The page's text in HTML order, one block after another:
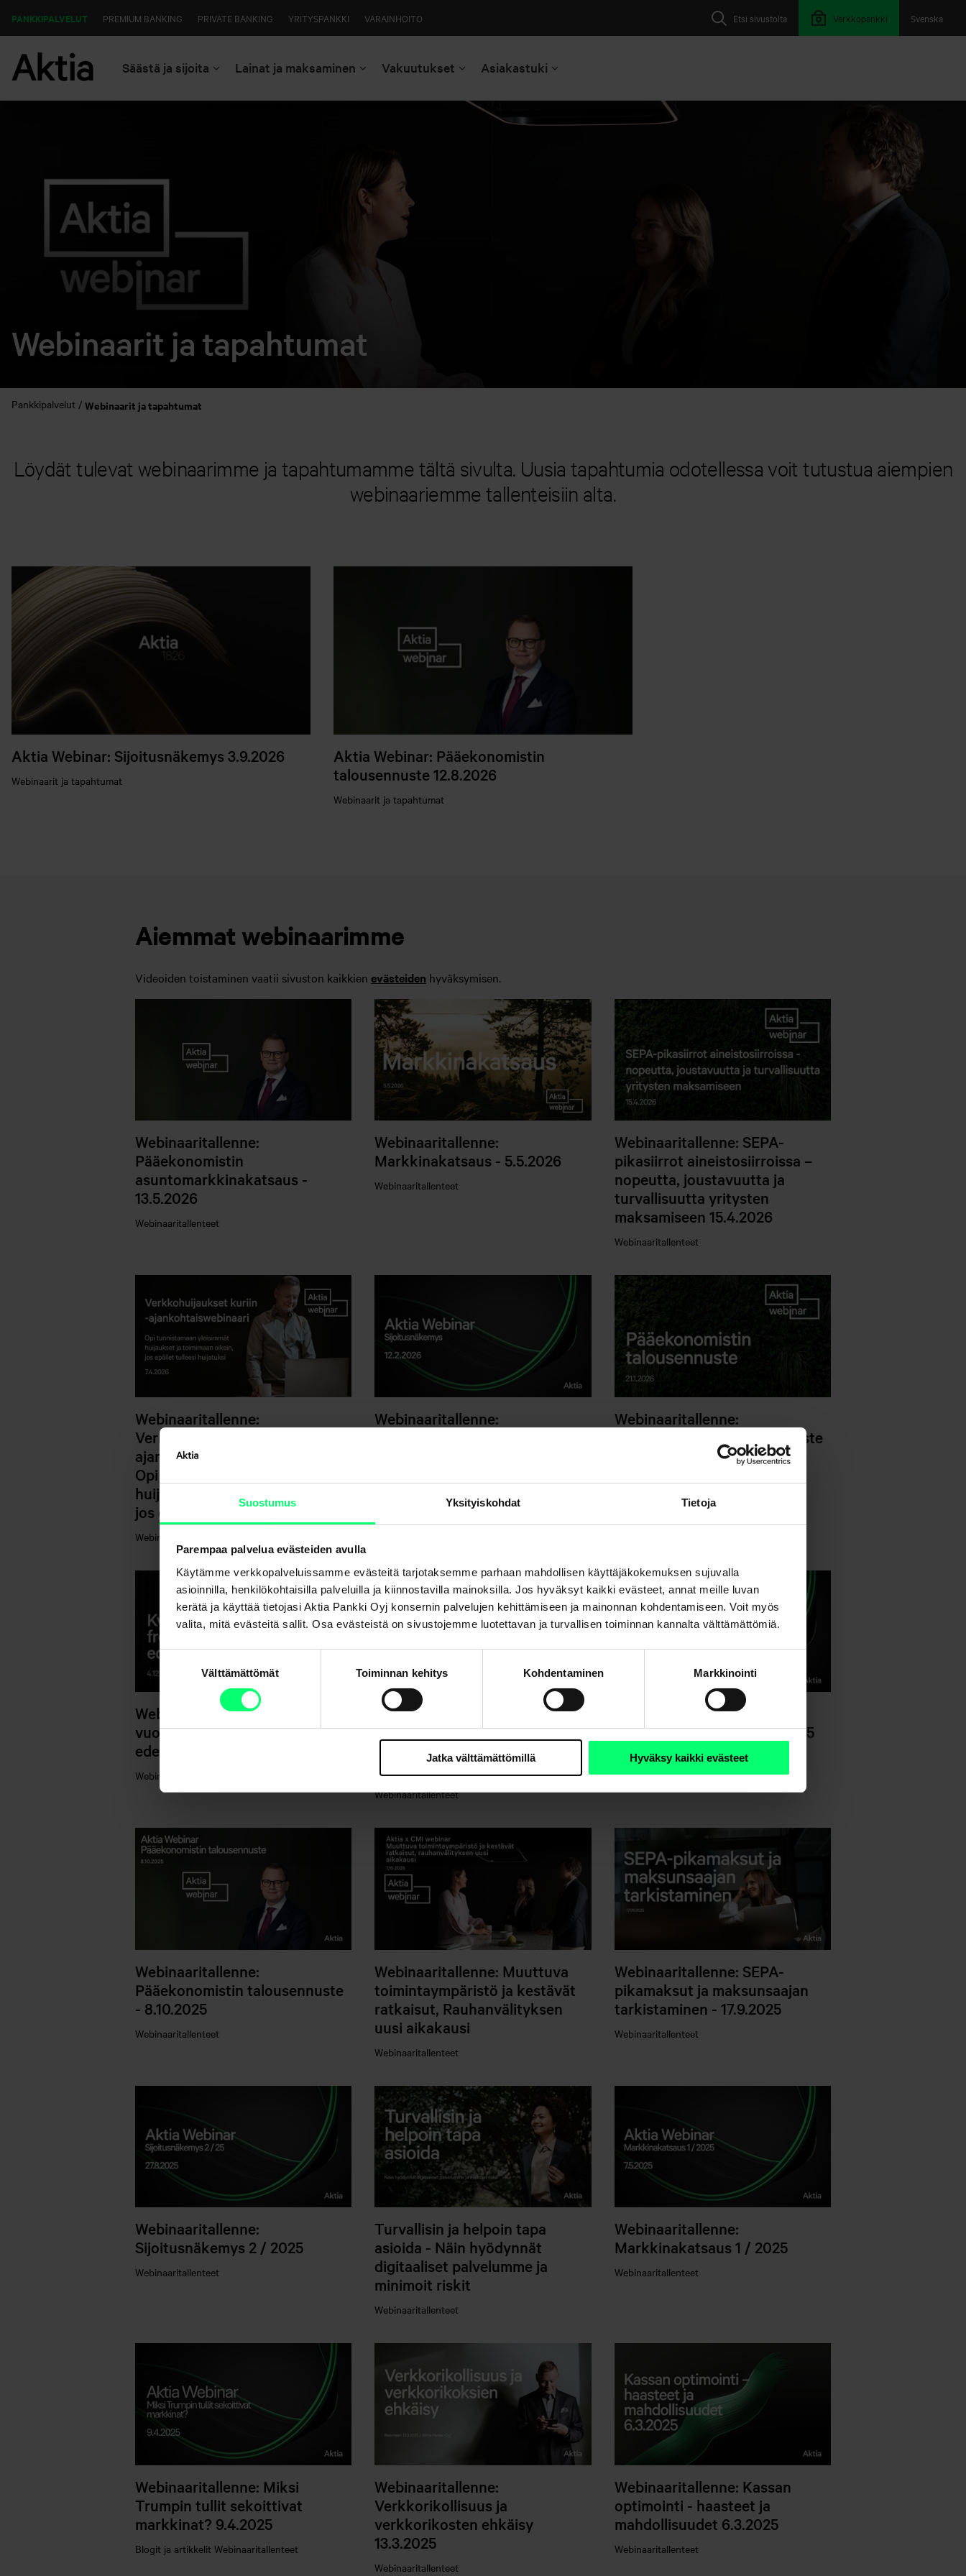
Suostumus Yksityiskohdat Tietoja
Parempaa palvelua evästeiden avulla
Käytämme verkkopalveluissamme evästeitä tarjotaksemme parhaan mahdollisen käyttäjäkokemuksen sujuvalla
asioinnilla, henkilökohtaisilla palveluilla ja kiinnostavilla mainoksilla. Jos hyväksyt kaikki evästeet, annat meille luvan
kerätä ja käyttää tietojasi Aktia Pankki Oyj konsernin palvelujen kehittämiseen ja mainonnan kohdentamiseen. Voit myös
valita, mitä evästeitä sallit. Osa evästeistä on sivustojemme luotettavan ja turvallisen toiminnan kannalta välttämättömiä.
Suostumuksen
valinta
Välttämättömät Toiminnan kehitys Kohdentaminen Markkinointi
Jatka välttämättömillä Hyväksy kaikki evästeet
Svenska
Etsi sivustolta Verkkopankki
PANKKIPALVELUT PREMIUM BANKING PRIVATE BANKING YRITYSPANKKI VARAINHOITO
Säästä ja sijoita Lainat ja maksaminen Vakuutukset Asiakastuki
Webinaarit ja tapahtumat
Pankkipalvelut Webinaarit ja tapahtumat
Löydät tulevat webinaarimme ja tapahtumamme tältä sivulta. Uusia tapahtumia odotellessa voit tutustua aiempien
webinaariemme tallenteisiin alta.
Aktia Webinar: Sijoitusnäkemys 3.9.2026
Webinaarit ja tapahtumat
Aktia Webinar: Pääekonomistin
talousennuste 12.8.2026
Webinaarit ja tapahtumat
Aiemmat webinaarimme
Videoiden toistaminen vaatii sivuston kaikkien evästeiden hyväksymisen.
Webinaaritallenne:
Pääekonomistin
asuntomarkkinakatsaus -
13.5.2026
Webinaaritallenteet
Webinaaritallenne:
Markkinakatsaus - 5.5.2026
Webinaaritallenteet
Webinaaritallenne: SEPA-
pikasiirrot aineistosiirroissa –
nopeutta, joustavuutta ja
turvallisuutta yritysten
maksamiseen 15.4.2026
Webinaaritallenteet
Webinaaritallenne:
Verkkohuijaukset kuriin -
ajankohtaiswebinaari 7.4.2026
Opi tunnistamaan yleisimmät
huijaukset ja toimimaan oikein,
jos epäilet tulleesi huijatuksi
Webinaaritallenteet
Webinaaritallenne:
Webinaaritallenne:
Pääekonomistin talousennuste
Webinaaritallenteet
Webinaaritallenne: Kymmenen
vuotta frontier-markkinoiden
edelläkävijänä - 4.12.2025
Webinaaritallenteet
Webinaaritallenne:
Monipuolinen sijoituslaina –
näin hyödynnät velkavipua
viisaasti 12.11.2025
Webinaaritallenteet
Webinaaritallenne:
Markkinakatsaus - 29.10.2025
Webinaaritallenteet
Webinaaritallenne:
Pääekonomistin talousennuste
- 8.10.2025
Webinaaritallenteet
Webinaaritallenne: Muuttuva
toimintaympäristö ja kestävät
ratkaisut, Rauhanvälityksen
uusi aikakausi
Webinaaritallenteet
Webinaaritallenne: SEPA-
pikamaksut ja maksunsaajan
tarkistaminen - 17.9.2025
Webinaaritallenteet
Webinaaritallenne:
Sijoitusnäkemys 2 / 2025
Webinaaritallenteet
Turvallisin ja helpoin tapa
asioida - Näin hyödynnät
digitaaliset palvelumme ja
minimoit riskit
Webinaaritallenteet
Webinaaritallenne:
Markkinakatsaus 1 / 2025
Webinaaritallenteet
Webinaaritallenne: Miksi
Trumpin tullit sekoittivat
markkinat? 9.4.2025
Blogit ja artikkelit Webinaaritallenteet
Webinaaritallenne:
Verkkorikollisuus ja
verkkorikosten ehkäisy
13.3.2025
Webinaaritallenteet
Webinaaritallenne: Kassan
optimointi - haasteet ja
mahdollisuudet 6.3.2025
Webinaaritallenteet